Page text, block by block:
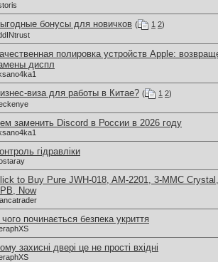
бонусы для новичков ( 1 2)
полировка устройств Apple:
диспл
виза для работы в Китае? ( 1 2)
заменить Discord в России в 2026 году
гідравліки
to Buy Pure JWH-018, AM-2201, 3-MMC
Now
починається безпека укриття
захисні двері це не прості вхідні